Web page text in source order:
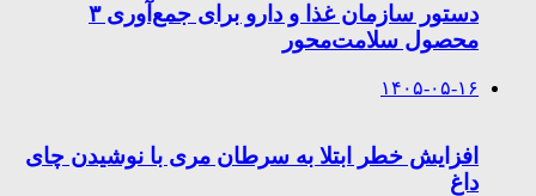
دستور سازمان غذا و دارو برای جمع‌آوری ۳
محصول سلامت‌محور
۱۴۰۵-۰۵-۱۶
افزایش خطر ابتلا به سرطان مری با نوشیدن چای
داغ